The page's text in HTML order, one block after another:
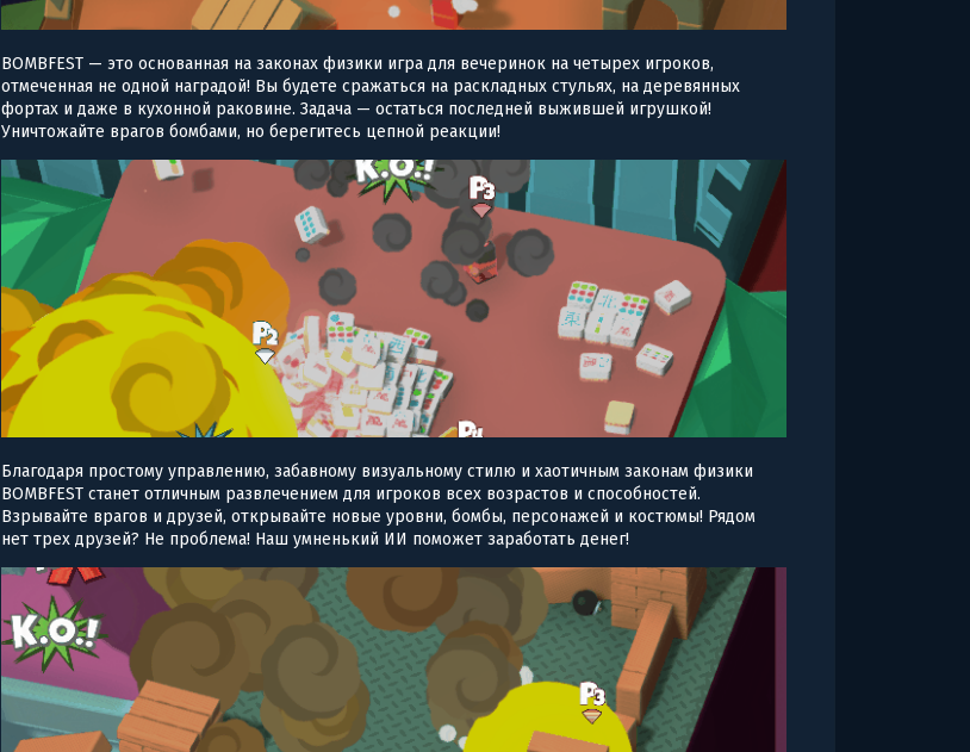
BOMBFEST — это основанная на законах физики игра для вечеринок на четырех игроков,
отмеченная не одной наградой! Вы будете сражаться на раскладных стульях, на деревянных
фортах и даже в кухонной раковине. Задача — остаться последней выжившей игрушкой!
Уничтожайте врагов бомбами, но берегитесь цепной реакции!
Благодаря простому управлению, забавному визуальному стилю и хаотичным законам физики
BOMBFEST станет отличным развлечением для игроков всех возрастов и способностей.
Взрывайте врагов и друзей, открывайте новые уровни, бомбы, персонажей и костюмы! Рядом
нет трех друзей? Не проблема! Наш умненький ИИ поможет заработать денег!